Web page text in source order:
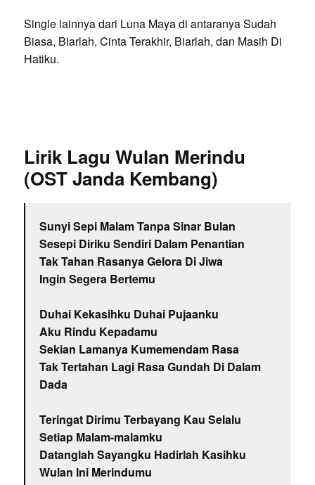
Single lainnya dari Luna Maya di antaranya Sudah
Biasa, Biarlah, Cinta Terakhir, Biarlah, dan Masih Di
Hatiku.
Lirik Lagu Wulan Merindu
(OST Janda Kembang)
Sunyi Sepi Malam Tanpa Sinar Bulan
Sesepi Diriku Sendiri Dalam Penantian
Tak Tahan Rasanya Gelora Di Jiwa
Ingin Segera Bertemu
Duhai Kekasihku Duhai Pujaanku
Aku Rindu Kepadamu
Sekian Lamanya Kumemendam Rasa
Tak Tertahan Lagi Rasa Gundah Di Dalam
Dada
Teringat Dirimu Terbayang Kau Selalu
Setiap Malam-malamku
Datanglah Sayangku Hadirlah Kasihku
Wulan Ini Merindumu